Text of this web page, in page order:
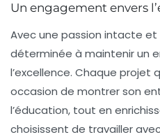
Un engagement envers
Avec une passion intacte et
déterminée à maintenir un
l’excellence. Chaque projet
occasion de montrer son
l’éducation, tout en
choisissent de travailler